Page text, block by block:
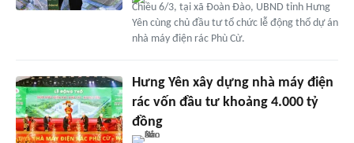
Chiều 6/3, tại xã Đoàn Đào, UBND tỉnh Hưng
Yên cùng chủ đầu tư tổ chức lễ động thổ dự án
nhà máy điện rác Phù Cừ.
Hưng Yên xây dựng nhà máy điện
rác vốn đầu tư khoảng 4.000 tỷ
đồng